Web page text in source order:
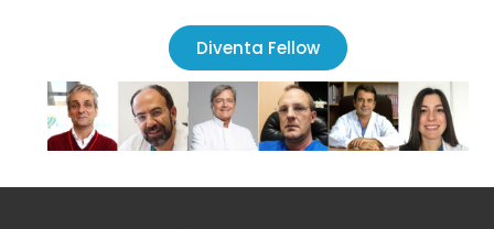
Diventa Fellow